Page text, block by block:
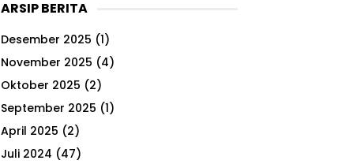
c
f
o
r
ARSIP BERITA
Desember 2025 (1)
November 2025 (4)
Oktober 2025 (2)
September 2025 (1)
April 2025 (2)
Juli 2024 (47)